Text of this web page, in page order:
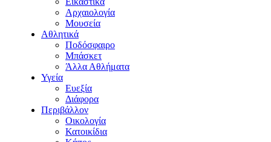
Αρχαιολογία
Μουσεία
Αθλητικά
Ποδόσφαιρο
Μπάσκετ
Άλλα Αθλήματα
Υγεία
Ευεξία
Διάφορα
Περιβάλλον
Οικολογία
Κατοικίδια